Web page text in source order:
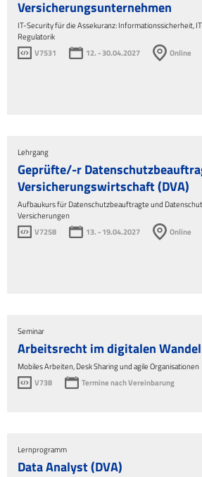
Versicherungsunternehmen
IT-Security für die Assekuranz: Informationssicherheit,
Regulatorik
V7531
12. - 30.04.2027 Online
Lehrgang
Geprüfte/-r
Versicherungswirtschaft (DVA)
Aufbaukurs für Datenschutzbeauftragte und
Versicherungen
V7258
13. - 19.04.2027 Online
Seminar
Arbeitsrecht im digitalen Wandel
Mobiles Arbeiten, Desk Sharing und agile Organisationen
V738
Termine nach Vereinbarung
Lernprogramm
Data Analyst (DVA)